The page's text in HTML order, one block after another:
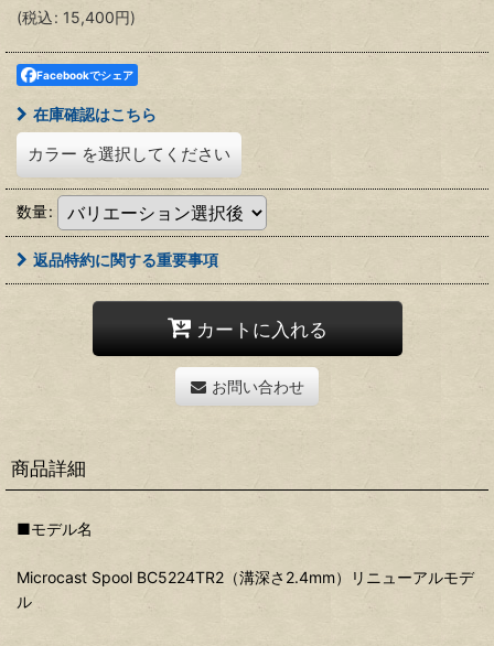
(税込: 15,400円)
Facebookでシェア
在庫確認はこちら
カラー を選択してください
数量:
返品特約に関する重要事項
カートに入れる
お問い合わせ
商品詳細
■モデル名
Microcast Spool BC5224TR2（溝深さ2.4mm）リニューアルモデ
ル